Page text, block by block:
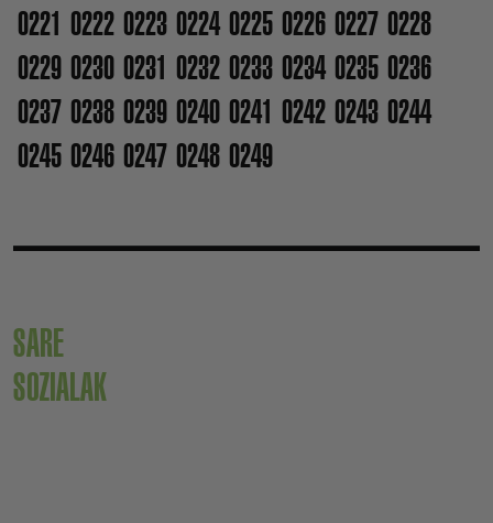
0221 0222 0223 0224 0225 0226 0227 0228
0229 0230 0231 0232 0233 0234 0235 0236
0237 0238 0239 0240 0241 0242 0243 0244
0245 0246 0247 0248 0249
SARE
SOZIALAK